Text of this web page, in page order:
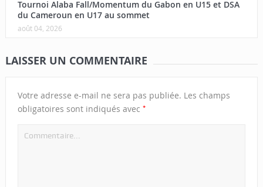
Tournoi Alaba Fall/Momentum du Gabon en U15 et DSA
du Cameroun en U17 au sommet
août 04, 2026
LAISSER UN COMMENTAIRE
Votre adresse e-mail ne sera pas publiée. Les champs
obligatoires sont indiqués avec *